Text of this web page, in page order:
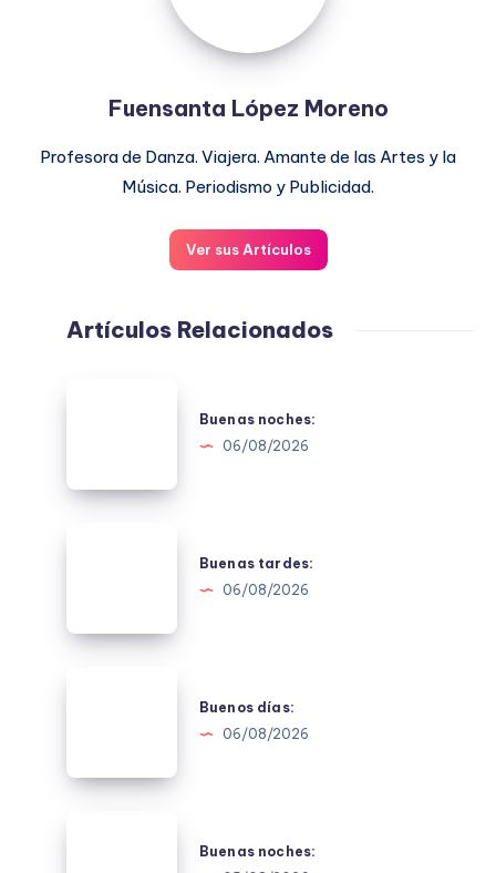
Fuensanta López Moreno
Profesora de Danza. Viajera. Amante de las Artes y la
Música. Periodismo y Publicidad.
Ver sus Artículos
Artículos Relacionados
Buenas noches:
06/08/2026
Buenas tardes:
06/08/2026
Buenos días:
06/08/2026
Buenas noches: